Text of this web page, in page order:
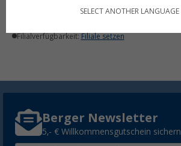
Filialverfügbarkeit: Filiale setzen
Berger Newsletter
5,- € Willkommensgutschein sichern
SELECT ANOTHER LANGUAGE